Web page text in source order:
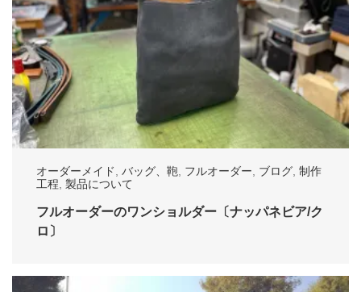
オーダーメイド バッグ、鞄 フルオーダー ブログ 制作
工程 製品について
フルオーダーのワンショルダー〔ナッパネビア/ク
ロ〕